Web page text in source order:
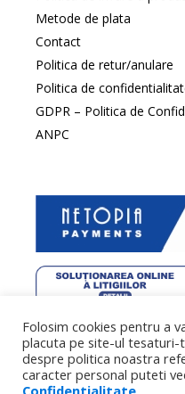
Metode de plata
Contact
Politica de retur/anulare
Politica de
GDPR – Politica de
ANPC
web design by
Folosim cookies pentru a
placuta pe site-ul
despre politica noastra
caracter personal puteti
Confidentialitate